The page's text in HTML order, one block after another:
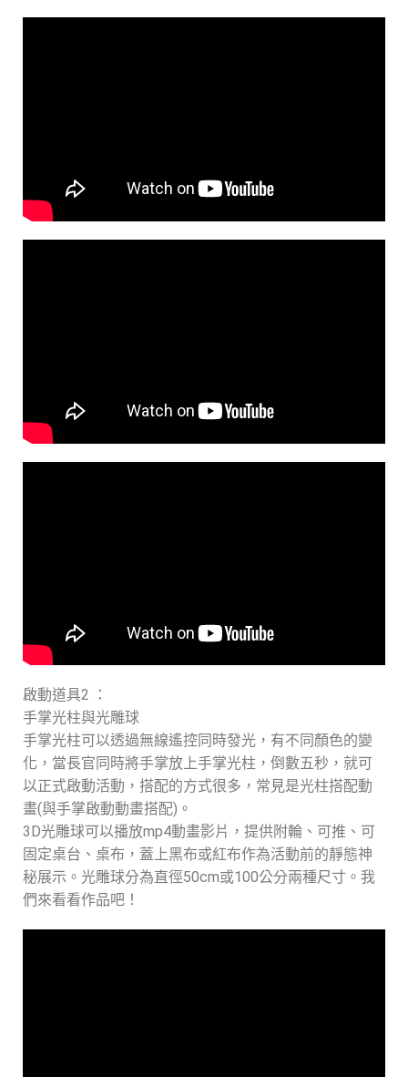
啟動道具2 ：
手掌光柱與光雕球
手掌光柱可以透過無線遙控同時發光，有不同顏色的變
化，當長官同時將手掌放上手掌光柱，倒數五秒，就可
以正式啟動活動，搭配的方式很多，常見是光柱搭配動
畫(與手掌啟動動畫搭配)。
3D光雕球可以播放mp4動畫影片，提供附輪、可推、可
固定桌台、桌布，蓋上黑布或紅布作為活動前的靜態神
秘展示。光雕球分為直徑50cm或100公分兩種尺寸。我
們來看看作品吧！